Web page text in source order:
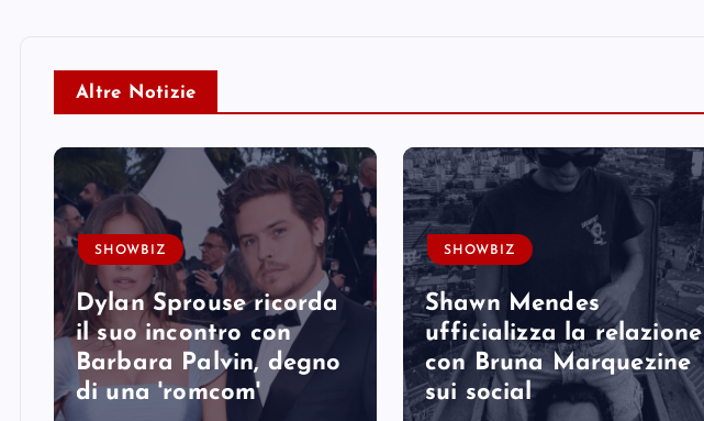
Altre Notizie
SHOWBIZ
Dylan Sprouse ricorda
il suo incontro con
Barbara Palvin, degno
di una 'romcom'
SHOWBIZ
Shawn Mendes
ufficializza la relazione
con Bruna Marquezine
sui social